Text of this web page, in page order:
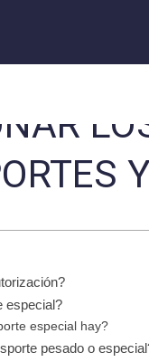
especial?
especial hay?
pesado o